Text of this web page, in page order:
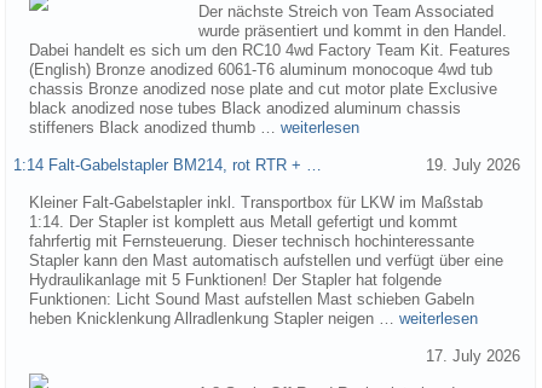
Der nächste Streich von Team Associated
wurde präsentiert und kommt in den Handel.
Dabei handelt es sich um den RC10 4wd Factory Team Kit. Features
(English) Bronze anodized 6061-T6 aluminum monocoque 4wd tub
chassis Bronze anodized nose plate and cut motor plate Exclusive
black anodized nose tubes Black anodized aluminum chassis
stiffeners Black anodized thumb … weiterlesen
1:14 Falt-Gabelstapler BM214, rot RTR + … 19. July 2026
Kleiner Falt-Gabelstapler inkl. Transportbox für LKW im Maßstab
1:14. Der Stapler ist komplett aus Metall gefertigt und kommt
fahrfertig mit Fernsteuerung. Dieser technisch hochinteressante
Stapler kann den Mast automatisch aufstellen und verfügt über eine
Hydraulikanlage mit 5 Funktionen! Der Stapler hat folgende
Funktionen: Licht Sound Mast aufstellen Mast schieben Gabeln
heben Knicklenkung Allradlenkung Stapler neigen … weiterlesen
17. July 2026